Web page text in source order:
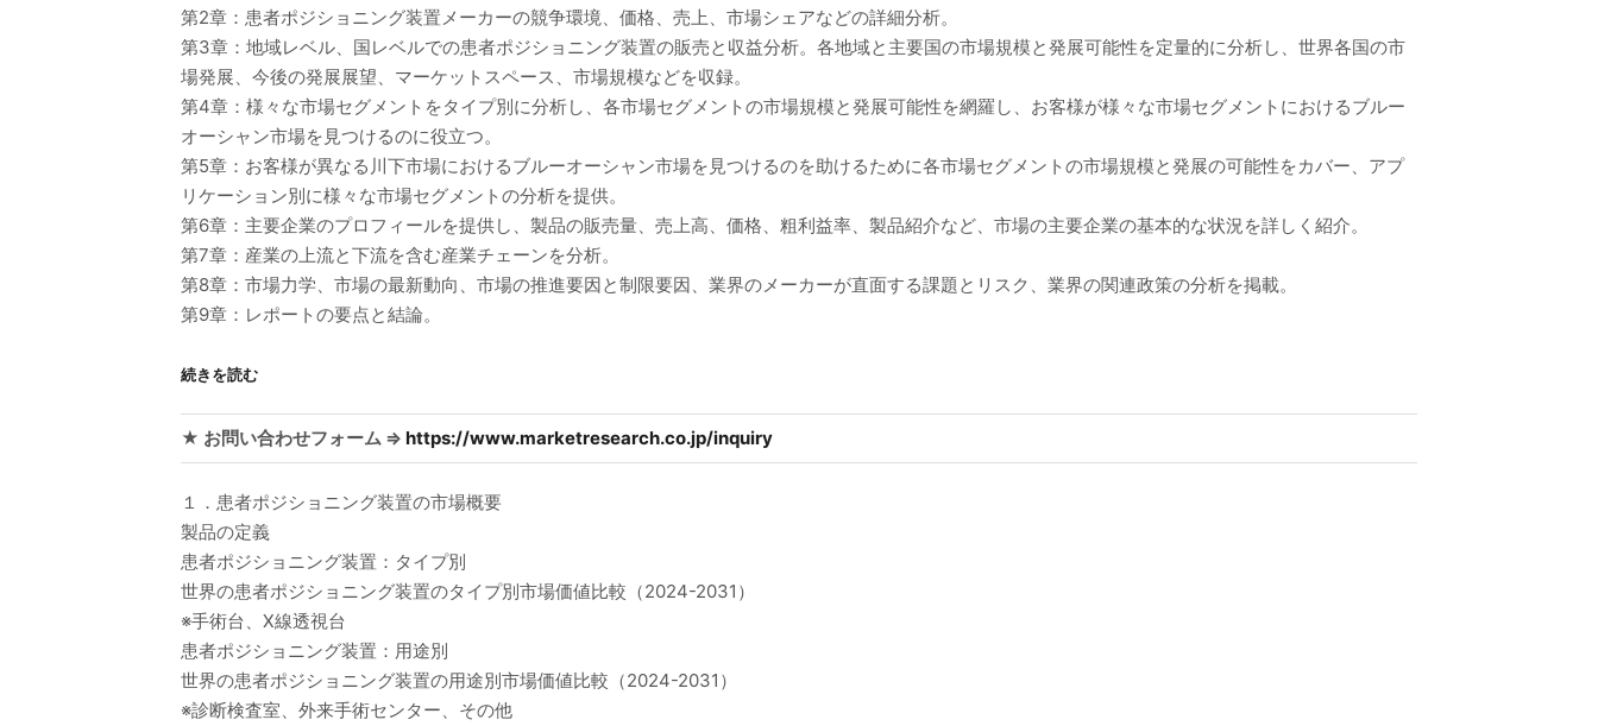
第2章：患者ポジショニング装置メーカーの競争環境、価格、売上、市場シェアなどの詳細分析。
第3章：地域レベル、国レベルでの患者ポジショニング装置の販売と収益分析。各地域と主要国の市場規模と発展可能性を定量的に分析し、世界各国の市
場発展、今後の発展展望、マーケットスペース、市場規模などを収録。
第4章：様々な市場セグメントをタイプ別に分析し、各市場セグメントの市場規模と発展可能性を網羅し、お客様が様々な市場セグメントにおけるブルー
オーシャン市場を見つけるのに役立つ。
第5章：お客様が異なる川下市場におけるブルーオーシャン市場を見つけるのを助けるために各市場セグメントの市場規模と発展の可能性をカバー、アプ
リケーション別に様々な市場セグメントの分析を提供。
第6章：主要企業のプロフィールを提供し、製品の販売量、売上高、価格、粗利益率、製品紹介など、市場の主要企業の基本的な状況を詳しく紹介。
第7章：産業の上流と下流を含む産業チェーンを分析。
第8章：市場力学、市場の最新動向、市場の推進要因と制限要因、業界のメーカーが直面する課題とリスク、業界の関連政策の分析を掲載。
第9章：レポートの要点と結論。
続きを読む
★ お問い合わせフォーム ⇒ https://www.marketresearch.co.jp/inquiry
１．患者ポジショニング装置の市場概要
製品の定義
患者ポジショニング装置：タイプ別
世界の患者ポジショニング装置のタイプ別市場価値比較（2024-2031）
※手術台、X線透視台
患者ポジショニング装置：用途別
世界の患者ポジショニング装置の用途別市場価値比較（2024-2031）
※診断検査室、外来手術センター、その他